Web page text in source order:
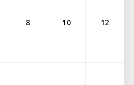
8 10 12